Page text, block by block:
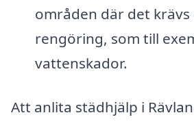
områden där det
rengöring, som till
vattenskador.
Att anlita städhjälp i